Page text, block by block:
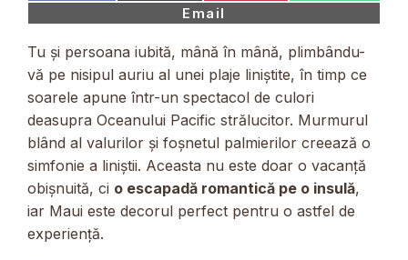
Share
on
Email
Tu și persoana iubită, mână în mână, plimbându-
vă pe nisipul auriu al unei plaje liniștite, în timp ce
soarele apune într-un spectacol de culori
deasupra Oceanului Pacific strălucitor. Murmurul
blând al valurilor și foșnetul palmierilor creează o
simfonie a liniștii. Aceasta nu este doar o vacanță
obișnuită, ci o escapadă romantică pe o insulă,
iar Maui este decorul perfect pentru o astfel de
experiență.